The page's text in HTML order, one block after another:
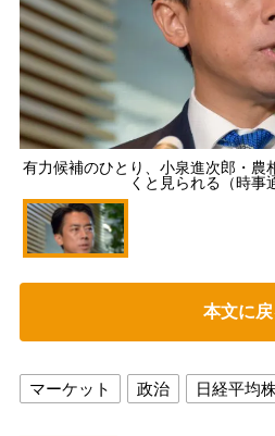
有力候補のひとり、小泉進次郎・農
くと見られる（時事
本文に戻
マーケット 政治 日経平均